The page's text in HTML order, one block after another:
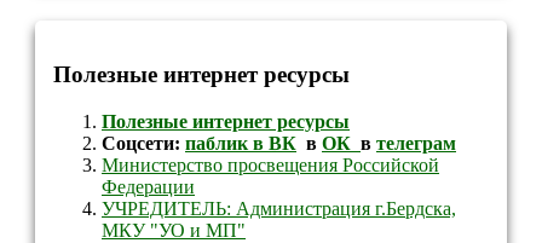
Полезные интернет ресурсы
Полезные интернет ресурсы
Соцсети: паблик в ВК в ОК в телеграм
Министерство просвещения Российской
Федерации
УЧРЕДИТЕЛЬ: Администрация г.Бердска,
МКУ "УО и МП"